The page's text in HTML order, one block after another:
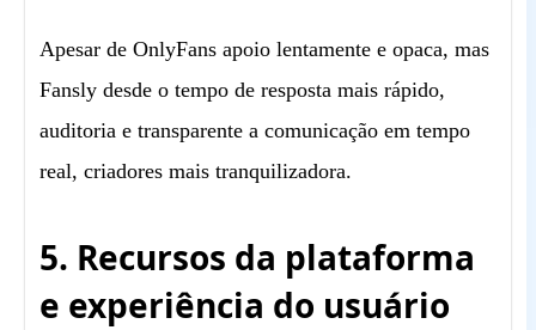
Apesar de OnlyFans apoio lentamente e opaca, mas
Fansly desde o tempo de resposta mais rápido,
auditoria e transparente a comunicação em tempo
real, criadores mais tranquilizadora.
5. Recursos da plataforma
e experiência do usuário